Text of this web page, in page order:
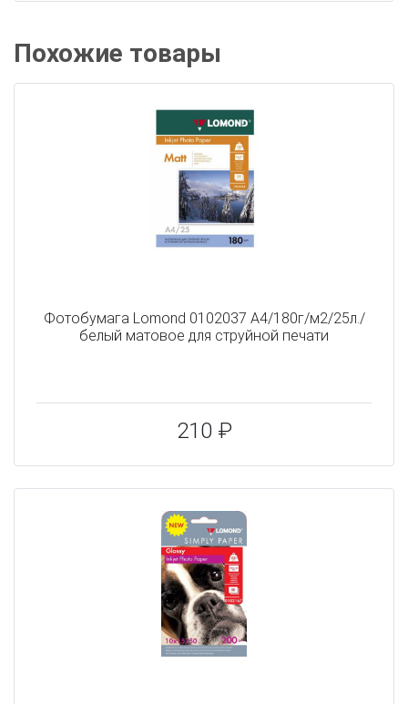
Похожие товары
Фотобумага Lomond 0102037 A4/180г/м2/25л./
белый матовое для струйной печати
210 ₽